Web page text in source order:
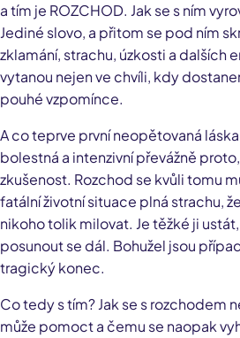
a tím je ROZCHOD. Jak se s ním
Jediné slovo, a přitom se pod ním
zklamání, strachu, úzkosti a dalších
vytanou nejen ve chvíli, kdy
pouhé vzpomínce.
A co teprve první neopětovaná
bolestná a intenzivní převážně
zkušenost. Rozchod se kvůli tomu
fatální životní situace plná strachu,
nikoho tolik milovat. Je těžké ji
posunout se dál. Bohužel jsou
tragický konec.
Co tedy s tím? Jak se s rozchodem
může pomoct a čemu se naopak